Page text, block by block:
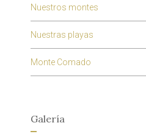
Nuestros montes
Nuestras playas
Monte Comado
Galería